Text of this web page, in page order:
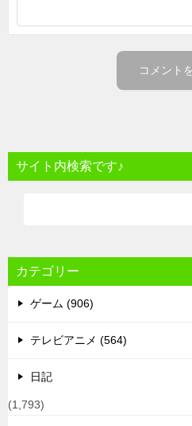
サイト内検索です♪
カテゴリー
ゲーム (906)
テレビアニメ (564)
日記
(1,793)